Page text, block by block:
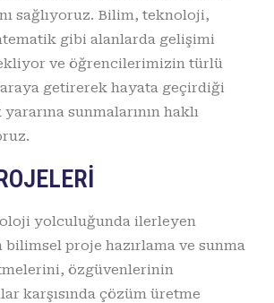
sağlıyoruz. Bilim, teknoloji,
gibi alanlarda gelişimi
ve öğrencilerimizin türlü
getirerek hayata geçirdiği
sunmalarının haklı
yolculuğunda ilerleyen
proje hazırlama ve sunma
özgüvenlerinin
karşısında çözüm üretme